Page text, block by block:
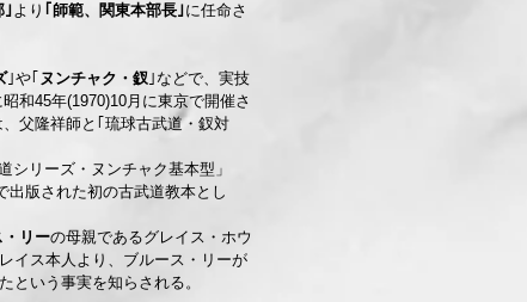
より ｢師範、関東本部長｣ に任命さ
｣や｢ ヌンチャク・釵 ｣などで、実技
和45年(1970)10月に東京で開催さ
、父隆祥師と｢琉球古武道・釵対
リーズ・ヌンチャク基本型」
出版された初の古武道教本とし
・リーの母親であるグレイス・ホウ
イス本人より、ブルース・リーが
という事実を知らされる。